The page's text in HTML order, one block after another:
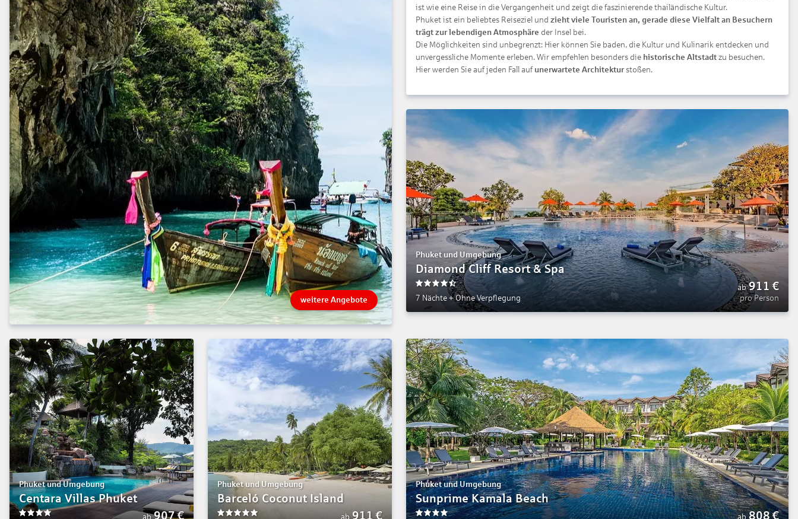
weitere Angebote
ist wie eine Reise in die Vergangenheit und zeigt die faszinierende thailändische Kultur.
Phuket ist ein beliebtes Reiseziel und zieht viele Touristen an, gerade diese Vielfalt an Besuchern
trägt zur lebendigen Atmosphäre der Insel bei.
Die Möglichkeiten sind unbegrenzt: Hier können Sie baden, die Kultur und Kulinarik entdecken und
unvergessliche Momente erleben. Wir empfehlen besonders die historische Altstadt zu besuchen.
Hier werden Sie auf jeden Fall auf unerwartete Architekturstoßen.
Phuket und Umgebung
Diamond Cliff Resort & Spa
7 Nächte +Ohne Verpflegung
ab 911 €
pro Person
Phuket und Umgebung
Centara Villas Phuket
ab 907€
Phuket und Umgebung
Barceló Coconut Island
ab 911€
Phuket und Umgebung
Sunprime Kamala Beach
ab 808€